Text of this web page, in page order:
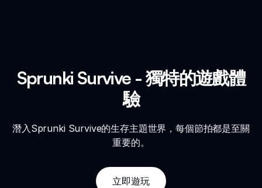
Sprunki Survive - 獨特的遊戲體
驗
潛入Sprunki Survive的生存主題世界，每個節拍都是至關
重要的。
立即遊玩